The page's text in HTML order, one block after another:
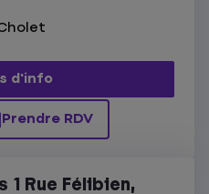
d'info
Prendre RDV
1 Rue Félibien,